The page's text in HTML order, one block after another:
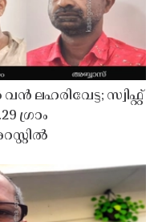
ലഹരിവേട്ട; സ്വിഫ്റ്റ്
ഗ്രാം